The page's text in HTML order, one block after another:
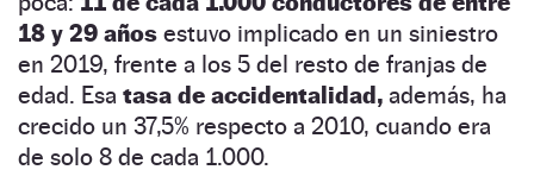
18 y 29 años estuvo implicado en un siniestro
en 2019, frente a los 5 del resto de franjas de
edad. Esa tasa de accidentalidad, además, ha
crecido un 37,5% respecto a 2010, cuando era
de solo 8 de cada 1.000.